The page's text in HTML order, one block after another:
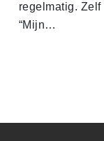
regelmatig.
“Mijn…